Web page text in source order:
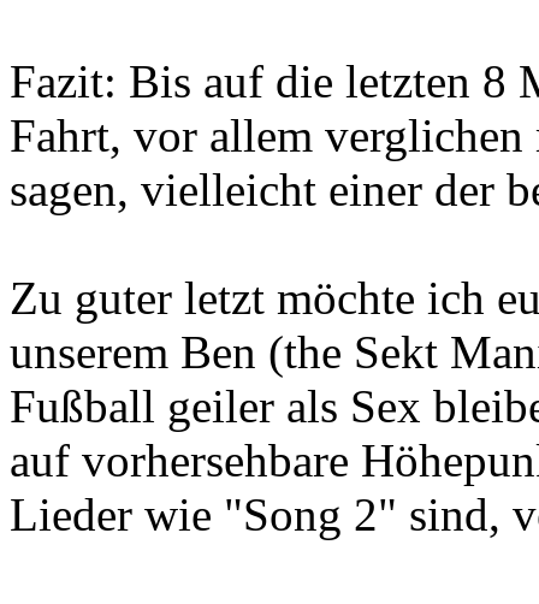
Fazit: Bis auf die letzten 8
Fahrt, vor allem
sagen, vielleicht einer der
Zu guter letzt möchte ich
unserem Ben (the Sekt
Fußball geiler als Sex
auf vorhersehbare
Lieder wie "Song 2" sind,